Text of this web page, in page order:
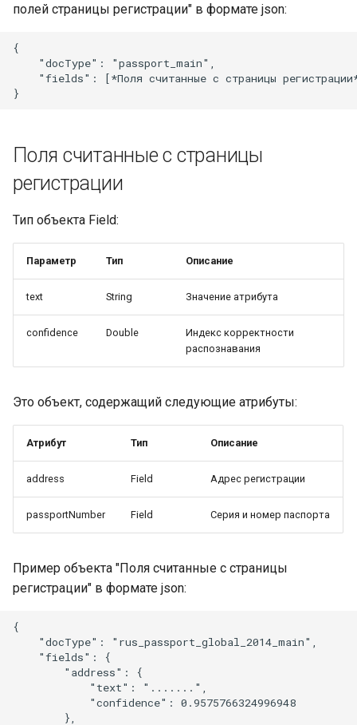
полей страницы регистрации" в формате json:
{
    "docType": "passport_main",
"fields": [*Поля считанные с страницы
Поля считанные с страницы
регистрации
Тип объекта Field:
Параметр Тип Описание
text String Значение атрибута
confidence Double
Индекс корректности
распознавания
Это объект, содержащий следующие атрибуты:
Атрибут Тип Описание
address Field Адрес регистрации
passportNumber Field Серия и номер паспорта
Пример объекта "Поля считанные с страницы
регистрации" в формате json:
{
    "docType": "rus_passport_global_2014_main",
    "fields": {
        "address": {
            "text": ".......",
            "confidence": 0.9575766324996948
        },